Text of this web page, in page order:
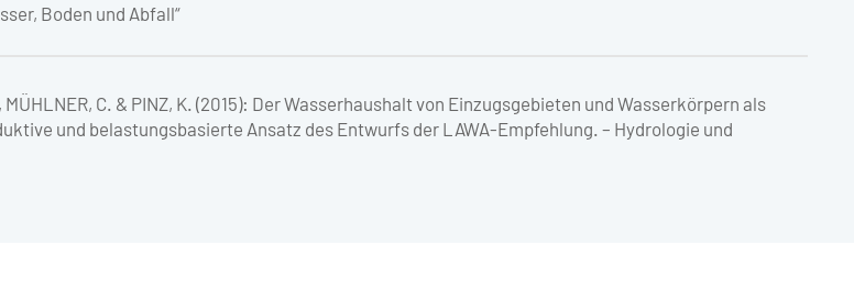
Boden und Abfall“
MÜHLNER, C. & PINZ, K. (2015): Der Wasserhaushalt von Einzugsgebieten und Wasserkörpern als
und belastungsbasierte Ansatz des Entwurfs der LAWA-Empfehlung. – Hydrologie und